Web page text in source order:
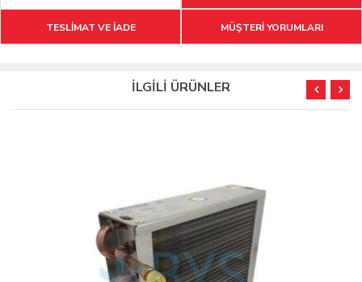
TESLİMAT VE İADE MÜŞTERİ YORUMLARI
İLGİLİ ÜRÜNLER